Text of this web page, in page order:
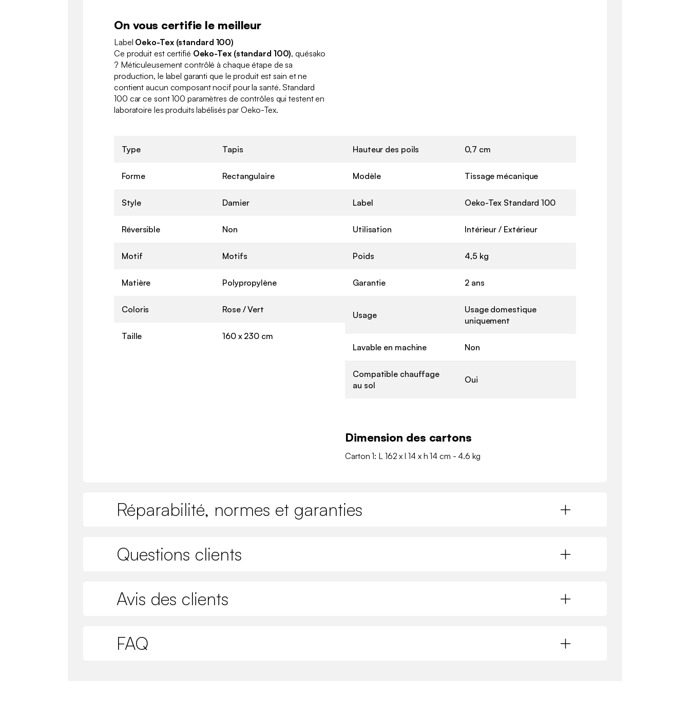
On vous certifie le meilleur
Label Oeko-Tex (standard 100)
Ce produit est certifié Oeko-Tex (standard 100), quésako
? Méticuleusement contrôlé à chaque étape de sa
production, le label garanti que le produit est sain et ne
contient aucun composant nocif pour la santé. Standard
100 car ce sont 100 paramètres de contrôles qui testent en
laboratoire les produits labélisés par Oeko-Tex.
Type Tapis
Forme Rectangulaire
Style Damier
Réversible Non
Motif Motifs
Matière Polypropylène
Coloris Rose / Vert
Taille 160 x 230 cm
Hauteur des poils 0,7 cm
Modèle Tissage mécanique
Label Oeko-Tex Standard 100
Utilisation Intérieur / Extérieur
Poids 4,5 kg
Garantie 2 ans
Usage
Usage domestique
uniquement
Lavable en machine Non
Compatible chauffage
au sol
Oui
Dimension des cartons
Carton 1: L 162 x l 14 x h 14 cm - 4.6 kg
Réparabilité, normes et garanties
Questions clients
Avis des clients
FAQ